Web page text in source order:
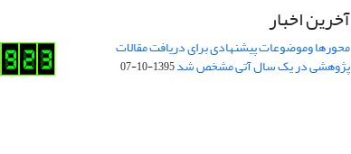
آخرین اخبار
محورها وموضوعات پیشنهادی برای دریافت مقالات
پژوهشی در یک سال آتی مشخص شد1395-10-07